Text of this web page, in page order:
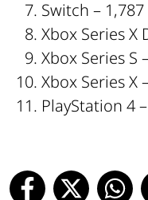
Switch –
Xbox Series X
Xbox Series S
Xbox Series X
PlayStation 4